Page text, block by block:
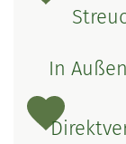
In